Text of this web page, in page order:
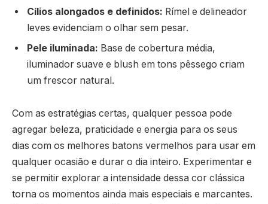
Cílios alongados e definidos: Rímel e delineador
leves evidenciam o olhar sem pesar.
Pele iluminada: Base de cobertura média,
iluminador suave e blush em tons pêssego criam
um frescor natural.
Com as estratégias certas, qualquer pessoa pode
agregar beleza, praticidade e energia para os seus
dias com os melhores batons vermelhos para usar em
qualquer ocasião e durar o dia inteiro. Experimentar e
se permitir explorar a intensidade dessa cor clássica
torna os momentos ainda mais especiais e marcantes.